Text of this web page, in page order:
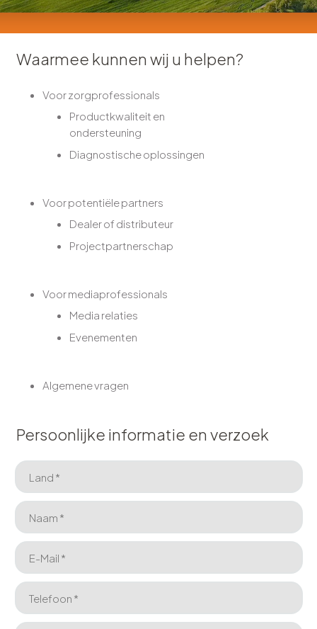
Waarmee kunnen wij u helpen?
Voor zorgprofessionals
Productkwaliteit en
ondersteuning
Diagnostische oplossingen
Voor potentiële partners
Dealer of distributeur
Projectpartnerschap
Voor mediaprofessionals
Media relaties
Evenementen
Algemene vragen
Persoonlijke informatie en verzoek
Land *
Naam *
E-Mail *
Telefoon *